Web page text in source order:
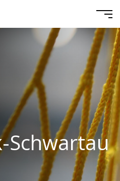
Schwartau